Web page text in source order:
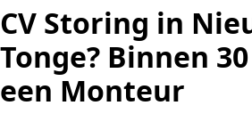
CV Storing in
Tonge? Binnen
een Monteur